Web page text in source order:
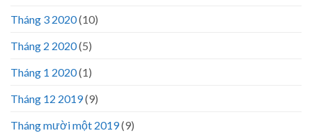
Tháng 3 2020(10)
Tháng 2 2020(5)
Tháng 1 2020(1)
Tháng 12 2019(9)
Tháng mười một 2019(9)